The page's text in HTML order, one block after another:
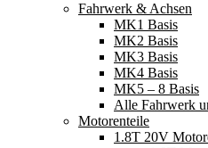
Fahrwerk & Achsen
MK1 Basis
MK2 Basis
MK3 Basis
MK4 Basis
MK5 – 8 Basis
Alle Fahrwerk
Motorenteile
1.8T 20V